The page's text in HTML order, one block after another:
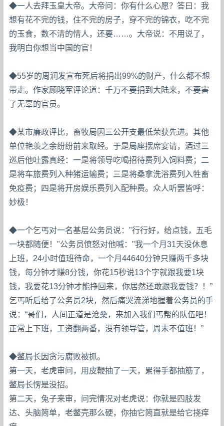
◆一人去拜玉皇大帝。大帝问：你有什么心愿？答曰：我
想有花不完的钱，住不完的房子，穿不完的锦衣，吃不完
的玉食，数不清的情人，还要……。大帝说：不用说了，
我明白你想当中国的官！
◆55岁的周润发宣布死后将捐出99%的财产，什么都不想
带走。作家顾晓军评论道：千万不要捐到大陆来，不要害
了无辜的官员。
◆某市廉政评比，畜牧局因三公开支最低荣获先进。其他
单位艳羡之余纷纷前来取经。于是局座摆席宴请，酒过三
巡后他吐露真经：一是将领导吃喝招待费列入饲料费；二
是将车旅费列入种猪运输费；三是将桑拿洗浴费列入牲畜
免疫费；四是将开房娱乐费列入配种费。众人听罢皆呼：
妙极！
◆一个乞丐对一名基层公务员说："行行好，给点钱，五毛
一块都随便！"公务员愤怒对他喊："我一个月31天没休息
上班，24小时值班待命，一个月44640分钟只赚两千多块
钱，每分钟才赚8分钱，你花15秒说13个字就跟我要1块
钱，我要花13分钟才能挣回来，你居然还敢跟我要钱？！”
乞丐听后给了公务员2块，然后痛哭流涕地握着公务员的手
说：“哥们，人间正道是沧桑，来加入我们丐帮的队伍吧！
正常上下班，工资翻两番，没有领导管，周末不值班！”
◆鳖局长因贪污腐败被抓。
第一天，老虎审问，用皮鞭抽了一天，累得手都抽筋了，
鳖局长愣是没招。
第二天，兔子来审，问完情况对老虎说：你就是四肢发
达、头脑简单，老鳖壳那么硬，你抽它简直就是给它挠痒